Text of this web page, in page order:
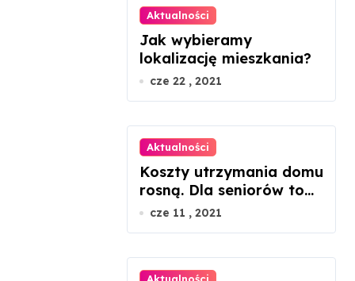
Aktualności
Jak wybieramy
lokalizację mieszkania?
cze 22 , 2021
Aktualności
Koszty utrzymania domu
rosną. Dla seniorów to
dramat
cze 11 , 2021